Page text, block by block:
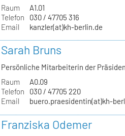
Raum
A1.01
Telefon
030 / 47705 316
Email
kanzler(at)kh-berlin.de
Sarah Bruns
Persönliche Mitarbeiterin der
Raum
A0.09
Telefon
030 / 47705 220
Email
buero.praesidentin(at)kh-
Franziska Odemer